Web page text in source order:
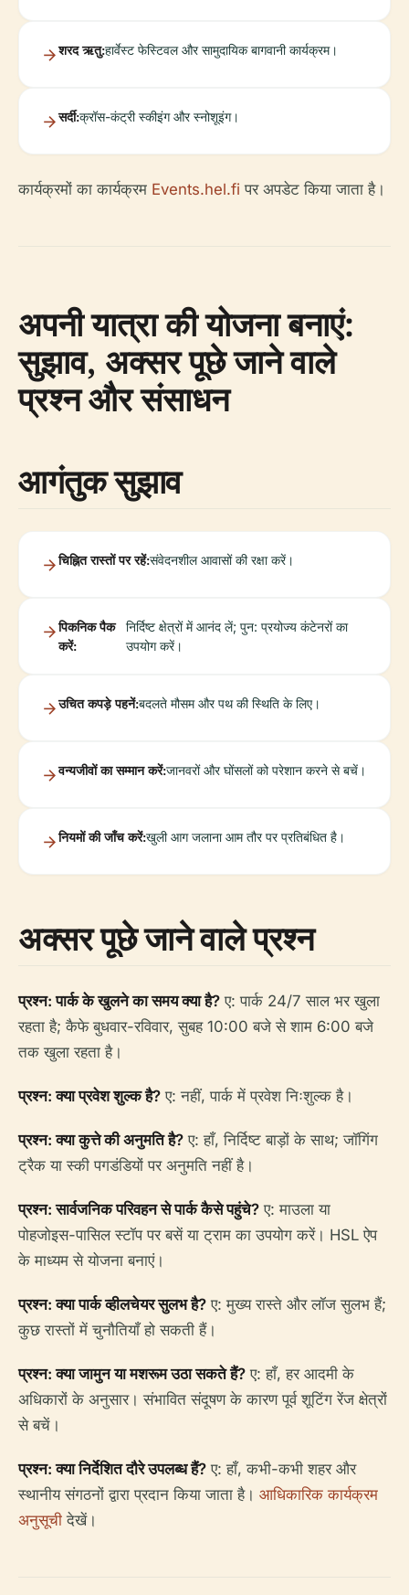
शरद ऋतु:हार्वेस्ट फेस्टिवल और सामुदायिक बागवानी कार्यक्रम।
सर्दी:क्रॉस-कंट्री स्कीइंग और स्नोशूइंग।
कार्यक्रमों का कार्यक्रम Events.hel.fi पर अपडेट किया जाता है।
अपनी यात्रा की योजना बनाएं:
सुझाव, अक्सर पूछे जाने वाले
प्रश्न और संसाधन
आगंतुक सुझाव
चिह्नित रास्तों पर रहें:संवेदनशील आवासों की रक्षा करें।
पिकनिक पैक
करें:
निर्दिष्ट क्षेत्रों में आनंद लें; पुन: प्रयोज्य कंटेनरों का
उपयोग करें।
उचित कपड़े पहनें:बदलते मौसम और पथ की स्थिति के लिए।
वन्यजीवों का सम्मान करें:जानवरों और घोंसलों को परेशान करने से बचें।
नियमों की जाँच करें:खुली आग जलाना आम तौर पर प्रतिबंधित है।
अक्सर पूछे जाने वाले प्रश्न
प्रश्न: पार्क के खुलने का समय क्या है? ए: पार्क 24/7 साल भर खुला
रहता है; कैफे बुधवार-रविवार, सुबह 10:00 बजे से शाम 6:00 बजे
तक खुला रहता है।
प्रश्न: क्या प्रवेश शुल्क है? ए: नहीं, पार्क में प्रवेश निःशुल्क है।
प्रश्न: क्या कुत्ते की अनुमति है? ए: हाँ, निर्दिष्ट बाड़ों के साथ; जॉगिंग
ट्रैक या स्की पगडंडियों पर अनुमति नहीं है।
प्रश्न: सार्वजनिक परिवहन से पार्क कैसे पहुंचे? ए: माउला या
पोहजोइस-पासिल स्टॉप पर बसें या ट्राम का उपयोग करें। HSL ऐप
के माध्यम से योजना बनाएं।
प्रश्न: क्या पार्क व्हीलचेयर सुलभ है? ए: मुख्य रास्ते और लॉज सुलभ हैं;
कुछ रास्तों में चुनौतियाँ हो सकती हैं।
प्रश्न: क्या जामुन या मशरूम उठा सकते हैं? ए: हाँ, हर आदमी के
अधिकारों के अनुसार। संभावित संदूषण के कारण पूर्व शूटिंग रेंज क्षेत्रों
से बचें।
प्रश्न: क्या निर्देशित दौरे उपलब्ध हैं? ए: हाँ, कभी-कभी शहर और
स्थानीय संगठनों द्वारा प्रदान किया जाता है। आधिकारिक कार्यक्रम
अनुसूची देखें।